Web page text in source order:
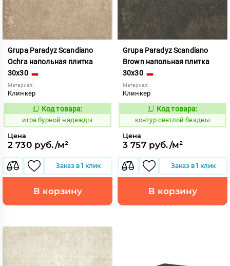
Grupa Paradyz Scandiano
Ochra напольная плитка
30x30
Материал:
Клинкер
547807
Код товара:
игра бурной надежды
Цена
2 730 руб./м²
Заказ в 1 клик
В корзину
Grupa Paradyz Scandiano
Brown напольная плитка
30x30
Материал:
Клинкер
760377
Код товара:
контур светлой бездны
Цена
3 757 руб./м²
Заказ в 1 клик
В корзину